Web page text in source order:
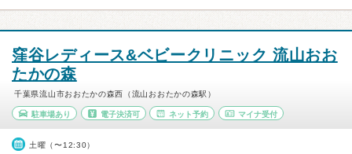
窪谷レディース&ベビークリニック 流山おお
たかの森
千葉県流山市おおたかの森西（流山おおたかの森駅）
駐車場あり 電子決済可 ネット予約 マイナ受付
土曜（〜12:30）